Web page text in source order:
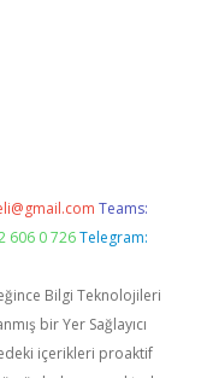
Teams:
606 0 726 Telegram:
Bilgi Teknolojileri
bir Yer Sağlayıcı
içerikleri proaktif